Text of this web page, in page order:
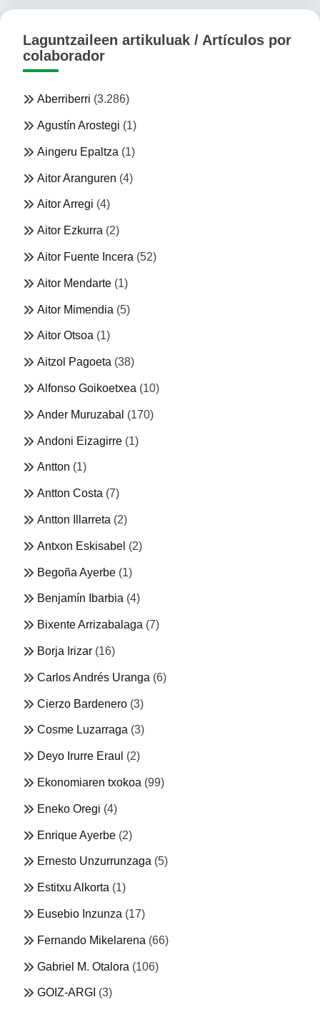
Laguntzaileen artikuluak / Artículos por
colaborador
Aberriberri (3.286)
Agustín Arostegi (1)
Aingeru Epaltza (1)
Aitor Aranguren (4)
Aitor Arregi (4)
Aitor Ezkurra (2)
Aitor Fuente Incera (52)
Aitor Mendarte (1)
Aitor Mimendia (5)
Aitor Otsoa (1)
Aitzol Pagoeta (38)
Alfonso Goikoetxea (10)
Ander Muruzabal (170)
Andoni Eizagirre (1)
Antton (1)
Antton Costa (7)
Antton Illarreta (2)
Antxon Eskisabel (2)
Begoña Ayerbe (1)
Benjamín Ibarbia (4)
Bixente Arrizabalaga (7)
Borja Irizar (16)
Carlos Andrés Uranga (6)
Cierzo Bardenero (3)
Cosme Luzarraga (3)
Deyo Irurre Eraul (2)
Ekonomiaren txokoa (99)
Eneko Oregi (4)
Enrique Ayerbe (2)
Ernesto Unzurrunzaga (5)
Estitxu Alkorta (1)
Eusebio Inzunza (17)
Fernando Mikelarena (66)
Gabriel M. Otalora (106)
GOIZ-ARGI (3)